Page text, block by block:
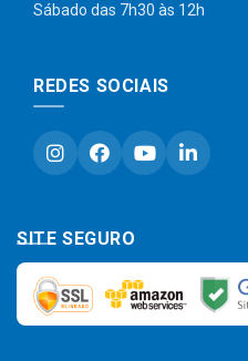
Sábado das 7h30 às 12h
REDES SOCIAIS
SITE SEGURO